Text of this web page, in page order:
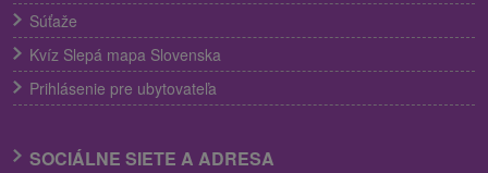
Súťaže
Kvíz Slepá mapa Slovenska
Prihlásenie pre ubytovateľa
SOCIÁLNE SIETE A ADRESA